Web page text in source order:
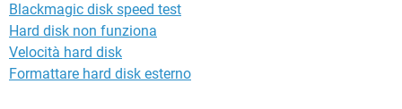
Configurazione:Android / Chrome 83.0.4103.106
Blackmagic disk speed test
Hard disk non funziona
Velocità hard disk
Formattare hard disk esterno